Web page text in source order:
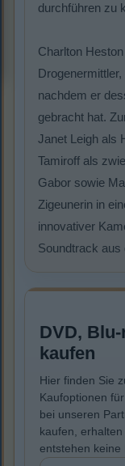
durchführen zu
Charlton
nachdem er
gebracht hat.
Janet Leigh als
Tamiroff als
Gabor sowie
Zigeunerin in
innovativer
Soundtrack aus
DVD,
kaufen
Hier finden Sie
Kaufoptionen
bei unseren
kaufen,
entstehen keine